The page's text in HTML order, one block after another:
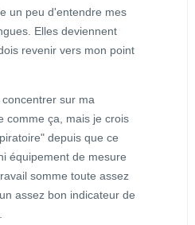
un peu d'entendre mes
Elles deviennent
revenir vers mon point
sur ma
comme ça, mais je crois
depuis que ce
équipement de mesure
somme toute assez
assez bon indicateur de